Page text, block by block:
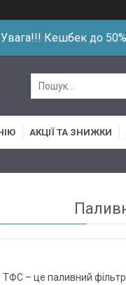
Увага!!! Кешбек до
АКЦІЇ ТА ЗНИЖКИ
ТФС – це паливний фільтр